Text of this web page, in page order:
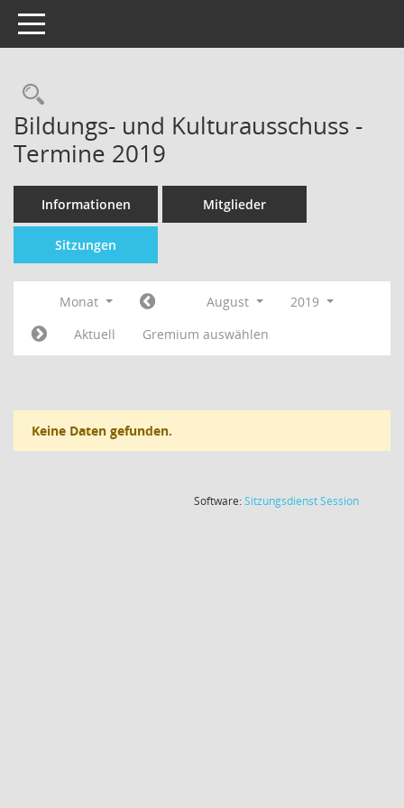
Toggle navigation
Bildungs- und Kulturausschuss -
Termine 2019
Informationen Mitglieder
Sitzungen
Monat August
2019
Aktuell
Gremium auswählen
Keine Daten gefunden.
Software:SitzungsdienstSession(Wird in